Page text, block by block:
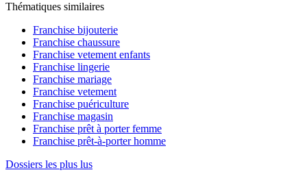
Thématiques similaires
Franchise bijouterie
Franchise chaussure
Franchise vetement enfants
Franchise lingerie
Franchise mariage
Franchise vetement
Franchise puériculture
Franchise magasin
Franchise prêt à porter femme
Franchise prêt-à-porter homme
Dossiers les plus lus